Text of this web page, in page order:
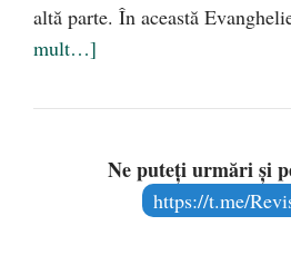
altă parte. În această
mult…]
Ne puteți urmări și
https://t.me/